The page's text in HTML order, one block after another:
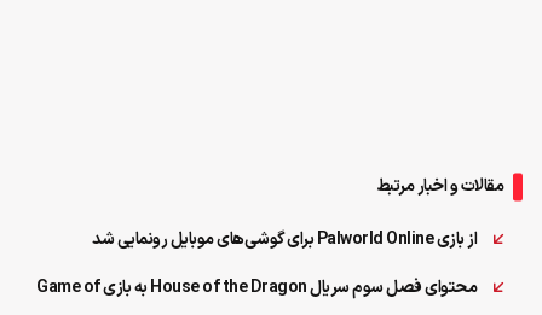
مقالات و اخبار مرتبط
از بازی Palworld Online برای گوشی‌های موبایل رونمایی شد
محتوای فصل سوم سریال House of the Dragon به بازی Game of